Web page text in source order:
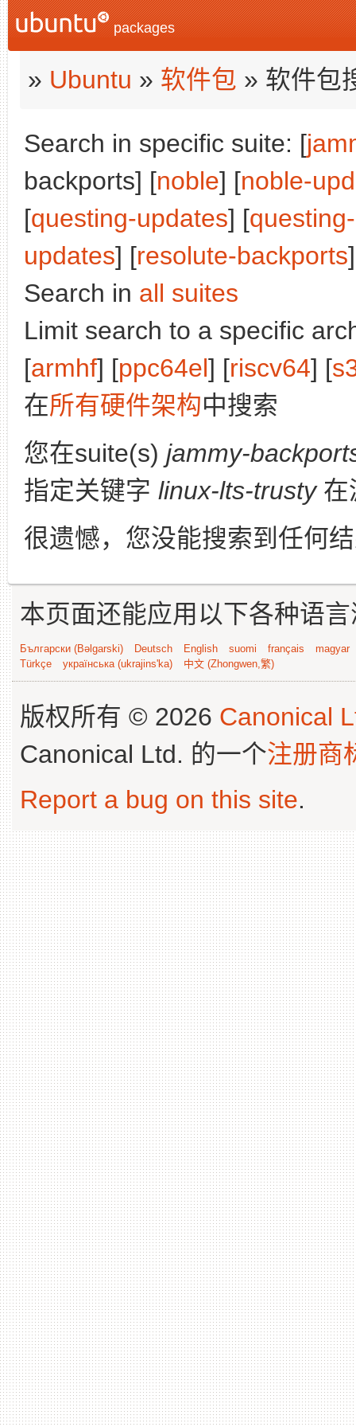
packages
» Ubuntu » 软件包 » 软件包
Search in specific suite: [
backports] [noble] [noble-
[questing-updates] [
updates] [resolute-backports
Search in all suites
Limit search to a specific
[armhf] [ppc64el] [riscv64] [
在所有硬件架构中搜索
您在suite(s) jammy-
指定关键字 linux-lts-trusty在
很遗憾，您没能搜索到任何
本页面还能应用以下各种语
Български (Bəlgarski) Deutsch English suomi français
magyar
Türkçe
українська (ukrajins'ka) 中文 (Zhongwen,繁)
版权所有 © 2026 Canonical
Canonical Ltd. 的一个注册商
Report a bug on this site.